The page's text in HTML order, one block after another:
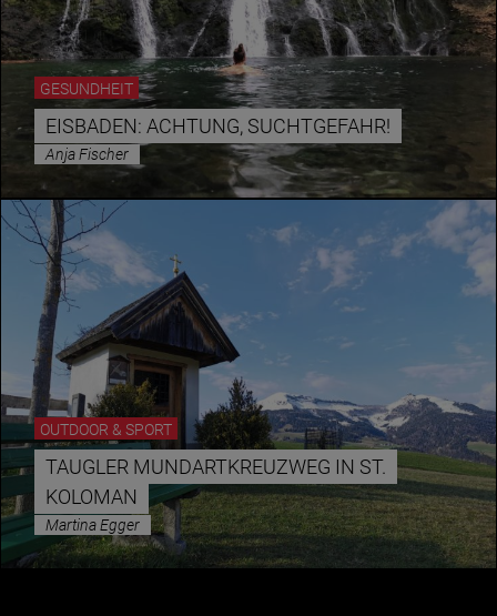
Brauchtum
Lifestyle
Hotel & Reise
Archiv
BEITRÄGE NACH MONAT
Jänner
Februar
März
April
Mai
Juni
Juli
August
GESUNDHEIT
EISBADEN: ACHTUNG, SUCHTGEFAHR!
Anja Fischer
OUTDOOR & SPORT
TAUGLER MUNDARTKREUZWEG IN ST.
KOLOMAN
Martina Egger